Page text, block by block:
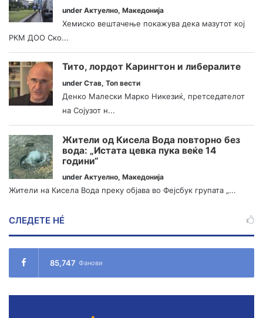
under Актуелно, Македонија
Хемиско вештачење покажува дека мазутот кој
РКМ ДОО Ско...
Тито, лордот Карингтон и либералите
under Став, Топ вести
Денко Малески Марко Никезиќ, претседателот
на Сојузот н...
Жители од Кисела Вода повторно без
вода: „Истата цевка пука веќе 14
години“
under Актуелно, Македонија
Жители на Кисела Вода преку објава во Фејсбук групата „...
СЛЕДЕТЕ НÉ
85,747 Фанови